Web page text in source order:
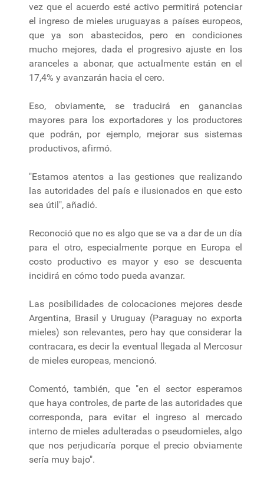
vez que el acuerdo esté activo permitirá potenciar
el ingreso de mieles uruguayas a países europeos,
que ya son abastecidos, pero en condiciones
mucho mejores, dada el progresivo ajuste en los
aranceles a abonar, que actualmente están en el
17,4% y avanzarán hacia el cero.
Eso, obviamente, se traducirá en ganancias
mayores para los exportadores y los productores
que podrán, por ejemplo, mejorar sus sistemas
productivos, afirmó.
"Estamos atentos a las gestiones que realizando
las autoridades del país e ilusionados en que esto
sea útil", añadió.
Reconoció que no es algo que se va a dar de un día
para el otro, especialmente porque en Europa el
costo productivo es mayor y eso se descuenta
incidirá en cómo todo pueda avanzar.
Las posibilidades de colocaciones mejores desde
Argentina, Brasil y Uruguay (Paraguay no exporta
mieles) son relevantes, pero hay que considerar la
contracara, es decir la eventual llegada al Mercosur
de mieles europeas, mencionó.
Comentó, también, que "en el sector esperamos
que haya controles, de parte de las autoridades que
corresponda, para evitar el ingreso al mercado
interno de mieles adulteradas o pseudomieles, algo
que nos perjudicaría porque el precio obviamente
sería muy bajo".